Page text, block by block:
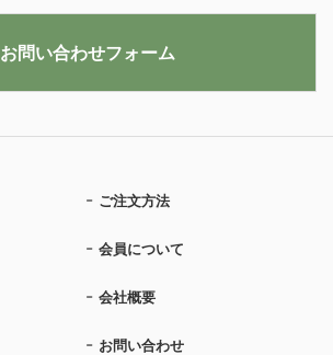
ご注文方法
会員について
会社概要
お問い合わせ
お問い合わせフォーム